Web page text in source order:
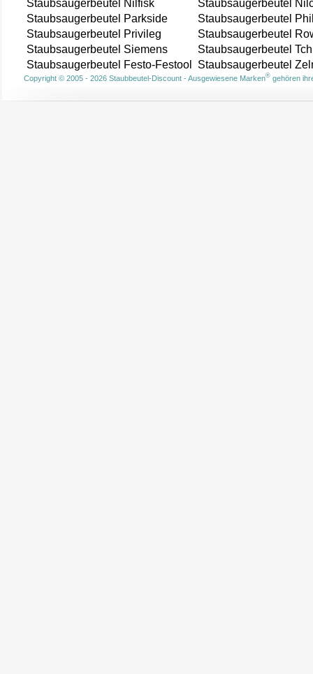
Staubsaugerbeutel Nilfisk
Staubsaugerbeutel
Staubsaugerbeutel Parkside
Staubsaugerbeutel
Staubsaugerbeutel Privileg
Staubsaugerbeutel
Staubsaugerbeutel Siemens
Staubsaugerbeutel
Staubsaugerbeutel Festo-Festool
Staubsaugerbeutel
Copyright © 2005 - 2026 Staubbeutel-Discount - Ausgewiesene Marken®gehören